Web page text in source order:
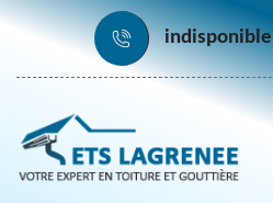
indisponible